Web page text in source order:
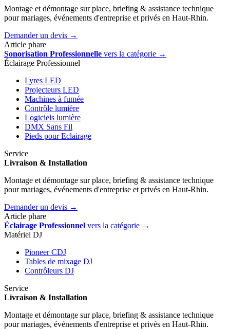
Montage et démontage sur place, briefing & assistance technique
pour mariages, événements d'entreprise et privés en Haut-Rhin.
Demander un devis →
Article phare
Sonorisation Professionnelle vers la catégorie →
Éclairage Professionnel
Lyres LED
Projecteurs LED
Machines à fumée
Contrôle lumière
Logiciels lumière
DMX Sans Fil
Pieds pour Eclairage
Service
Livraison & Installation
Montage et démontage sur place, briefing & assistance technique
pour mariages, événements d'entreprise et privés en Haut-Rhin.
Demander un devis →
Article phare
Éclairage Professionnel vers la catégorie →
Matériel DJ
Pioneer CDJ
Tables de mixage DJ
Contrôleurs DJ
Service
Livraison & Installation
Montage et démontage sur place, briefing & assistance technique
pour mariages, événements d'entreprise et privés en Haut-Rhin.